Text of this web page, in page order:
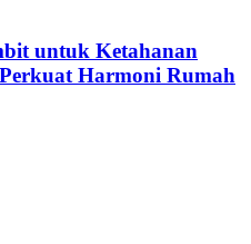
untuk Ketahanan
Harmoni Rumah